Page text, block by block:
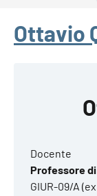
Ottavio
Docente
Professore
GIUR-09/A